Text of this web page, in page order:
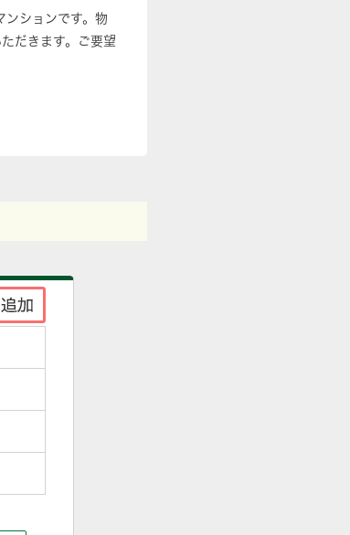
ンションです。物
だきます。ご要望